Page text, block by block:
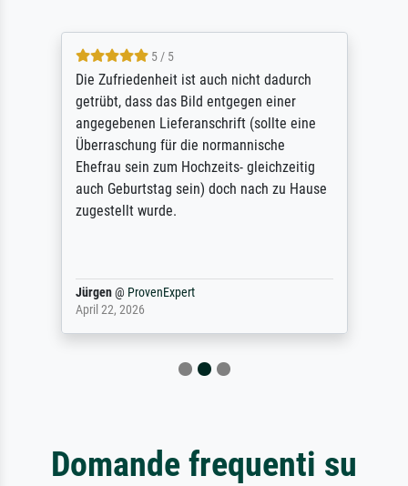
5 / 5
Die Zufriedenheit ist auch nicht dadurch
getrübt, dass das Bild entgegen einer
angegebenen Lieferanschrift (sollte eine
Überraschung für die normannische
Ehefrau sein zum Hochzeits- gleichzeitig
auch Geburtstag sein) doch nach zu Hause
zugestellt wurde.
Jürgen@ ProvenExpert
April 22, 2026
Domande frequenti su